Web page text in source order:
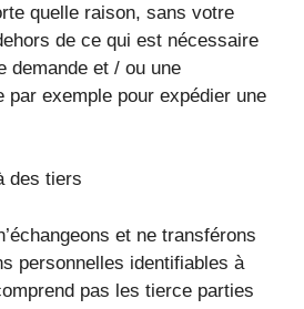
quelle raison, sans votre
de ce qui est nécessaire
demande et / ou une
par exemple pour expédier une
des tiers
et ne transférons
personnelles identifiables à
pas les tierce parties